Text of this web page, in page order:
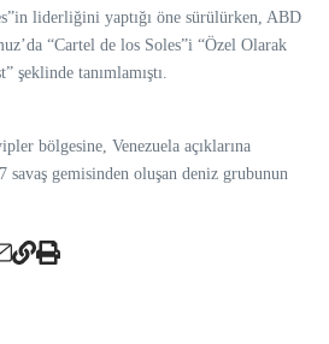
liderliğini yaptığı öne sürülürken, ABD
“Cartel de los Soles”i “Özel Olarak
tanımlamıştı.
bölgesine, Venezuela açıklarına
savaş gemisinden oluşan deniz grubunun